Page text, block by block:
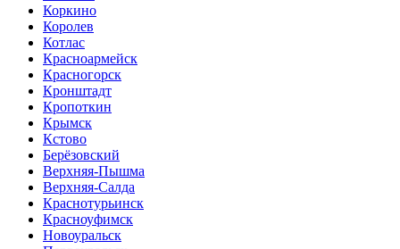
Коркино
Королев
Котлас
Красноармейск
Красногорск
Кронштадт
Кропоткин
Крымск
Кстово
Берёзовский
Верхняя-Пышма
Верхняя-Салда
Краснотурьинск
Красноуфимск
Новоуральск